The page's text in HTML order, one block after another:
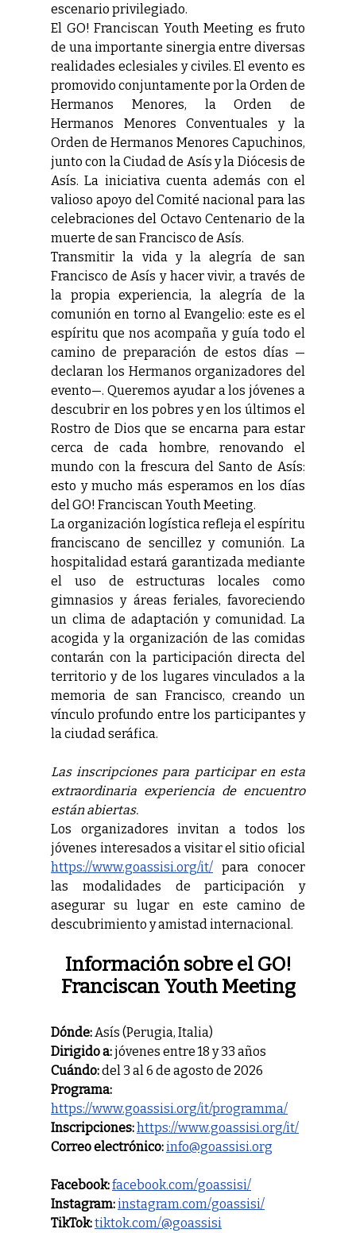
escenario privilegiado.
El GO! Franciscan Youth Meeting es fruto
de una importante sinergia entre diversas
realidades eclesiales y civiles. El evento es
promovido conjuntamente por la Orden de
Hermanos Menores, la Orden de
Hermanos Menores Conventuales y la
Orden de Hermanos Menores Capuchinos,
junto con la Ciudad de Asís y la Diócesis de
Asís. La iniciativa cuenta además con el
valioso apoyo del Comité nacional para las
celebraciones del Octavo Centenario de la
muerte de san Francisco de Asís.
Transmitir la vida y la alegría de san
Francisco de Asís y hacer vivir, a través de
la propia experiencia, la alegría de la
comunión en torno al Evangelio: este es el
espíritu que nos acompaña y guía todo el
camino de preparación de estos días —
declaran los Hermanos organizadores del
evento—. Queremos ayudar a los jóvenes a
descubrir en los pobres y en los últimos el
Rostro de Dios que se encarna para estar
cerca de cada hombre, renovando el
mundo con la frescura del Santo de Asís:
esto y mucho más esperamos en los días
del GO! Franciscan Youth Meeting.
La organización logística refleja el espíritu
franciscano de sencillez y comunión. La
hospitalidad estará garantizada mediante
el uso de estructuras locales como
gimnasios y áreas feriales, favoreciendo
un clima de adaptación y comunidad. La
acogida y la organización de las comidas
contarán con la participación directa del
territorio y de los lugares vinculados a la
memoria de san Francisco, creando un
vínculo profundo entre los participantes y
la ciudad seráfica.
Las inscripciones para participar en esta
extraordinaria experiencia de encuentro
están abiertas.
Los organizadores invitan a todos los
jóvenes interesados a visitar el sitio oficial
https://www.goassisi.org/it/ para conocer
las modalidades de participación y
asegurar su lugar en este camino de
descubrimiento y amistad internacional.
Información sobre el GO!
Franciscan Youth Meeting
Dónde: Asís (Perugia, Italia)
Dirigido a:jóvenes entre 18 y 33 años
Cuándo:del 3 al 6 de agosto de 2026
Programa:
https://www.goassisi.org/it/programma/
Inscripciones:https://www.goassisi.org/it/
Correo electrónico:info@goassisi.org
Facebook:facebook.com/goassisi/
Instagram:instagram.com/goassisi/
TikTok:tiktok.com/@goassisi